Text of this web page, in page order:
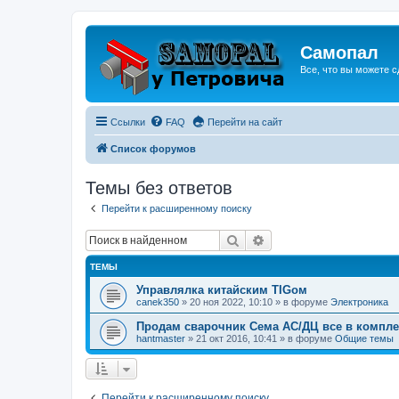
Самопал
Все, что вы можете
Ссылки FAQ Перейти на сайт
Список форумов
Темы без ответов
Перейти к расширенному поиску
Поиск
ТЕМЫ
Управлялка китайским TIGом
canek350 » 20 ноя 2022, 10:10 » в форуме Электроника
Продам сварочник Сема АС/ДЦ все в
hantmaster » 21 окт 2016, 10:41 » в форуме Общие темы